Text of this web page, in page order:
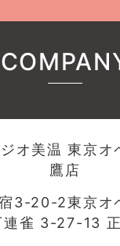
オ美温 東京オ
鷹店
3-20-2東京オ
連雀 3-27-13